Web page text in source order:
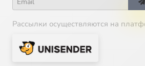
Рассылки осуществляются на